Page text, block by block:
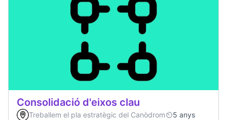
Consolidació d'eixos clau
Treballem el pla estratègic del Canòdrom
5 anys